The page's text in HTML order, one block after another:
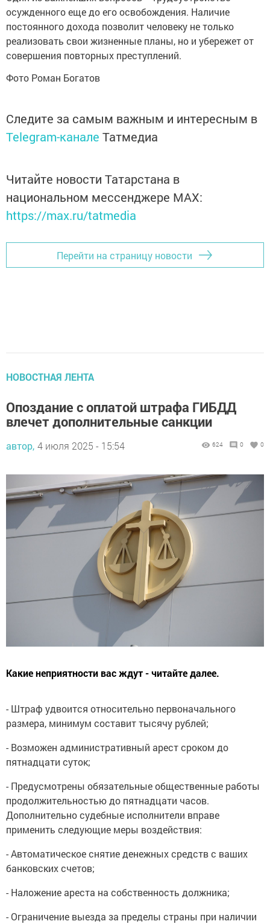
осужденного еще до его освобождения. Наличие
постоянного дохода позволит человеку не только
реализовать свои жизненные планы, но и убережет от
совершения повторных преступлений.
Фото Роман Богатов
Следите за самым важным и интересным в
Telegram-канале Татмедиа
Читайте новости Татарстана в
национальном мессенджере MАХ:
https://max.ru/tatmedia
Перейти на страницу новости
НОВОСТНАЯ ЛЕНТА
Опоздание с оплатой штрафа ГИБДД
влечет дополнительные санкции
автор, 4 июля 2025 - 15:54 624 0 0
Какие неприятности вас ждут - читайте далее.
- Штраф удвоится относительно первоначального
размера, минимум составит тысячу рублей;
- Возможен административный арест сроком до
пятнадцати суток;
- Предусмотрены обязательные общественные работы
продолжительностью до пятнадцати часов.
Дополнительно судебные исполнители вправе
применить следующие меры воздействия:
- Автоматическое снятие денежных средств с ваших
банковских счетов;
- Наложение ареста на собственность должника;
- Ограничение выезда за пределы страны при наличии